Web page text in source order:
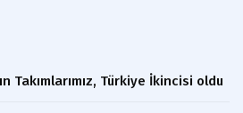
Takımlarımız, Türkiye İkincisi oldu